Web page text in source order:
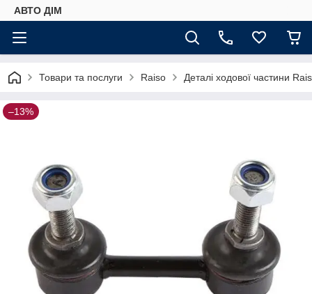
АВТО ДIМ
Товари та послуги Raiso Деталі ходової частини
–13%